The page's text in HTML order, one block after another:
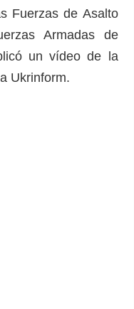
Fuerzas de Asalto
Armadas de
un vídeo de la
Ukrinform.